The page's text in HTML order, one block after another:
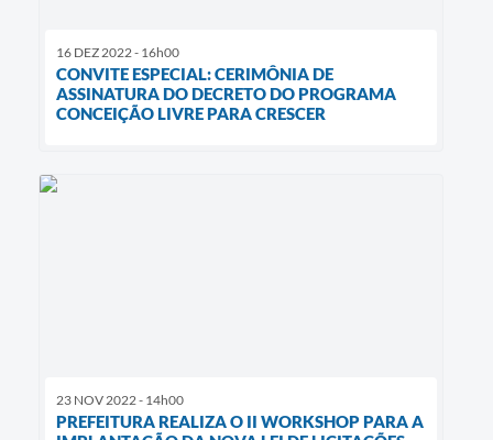
16 DEZ 2022 - 16h00
CONVITE ESPECIAL: CERIMÔNIA DE
ASSINATURA DO DECRETO DO PROGRAMA
CONCEIÇÃO LIVRE PARA CRESCER
23 NOV 2022 - 14h00
PREFEITURA REALIZA O II WORKSHOP PARA A